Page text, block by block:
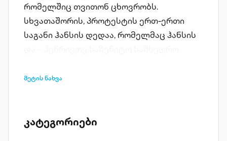
რომელშიც თვითონ ცხოვრობს.
სხვათაშორის, პროტესტის ერთ-ერთი
საგანი ჰანსის დედაა, რომელმაც ჰანსის
დაიღუპა. ჰანსმა ეს ამბავი ვერაფრით
მეტის ნახვა
კატეგორიები